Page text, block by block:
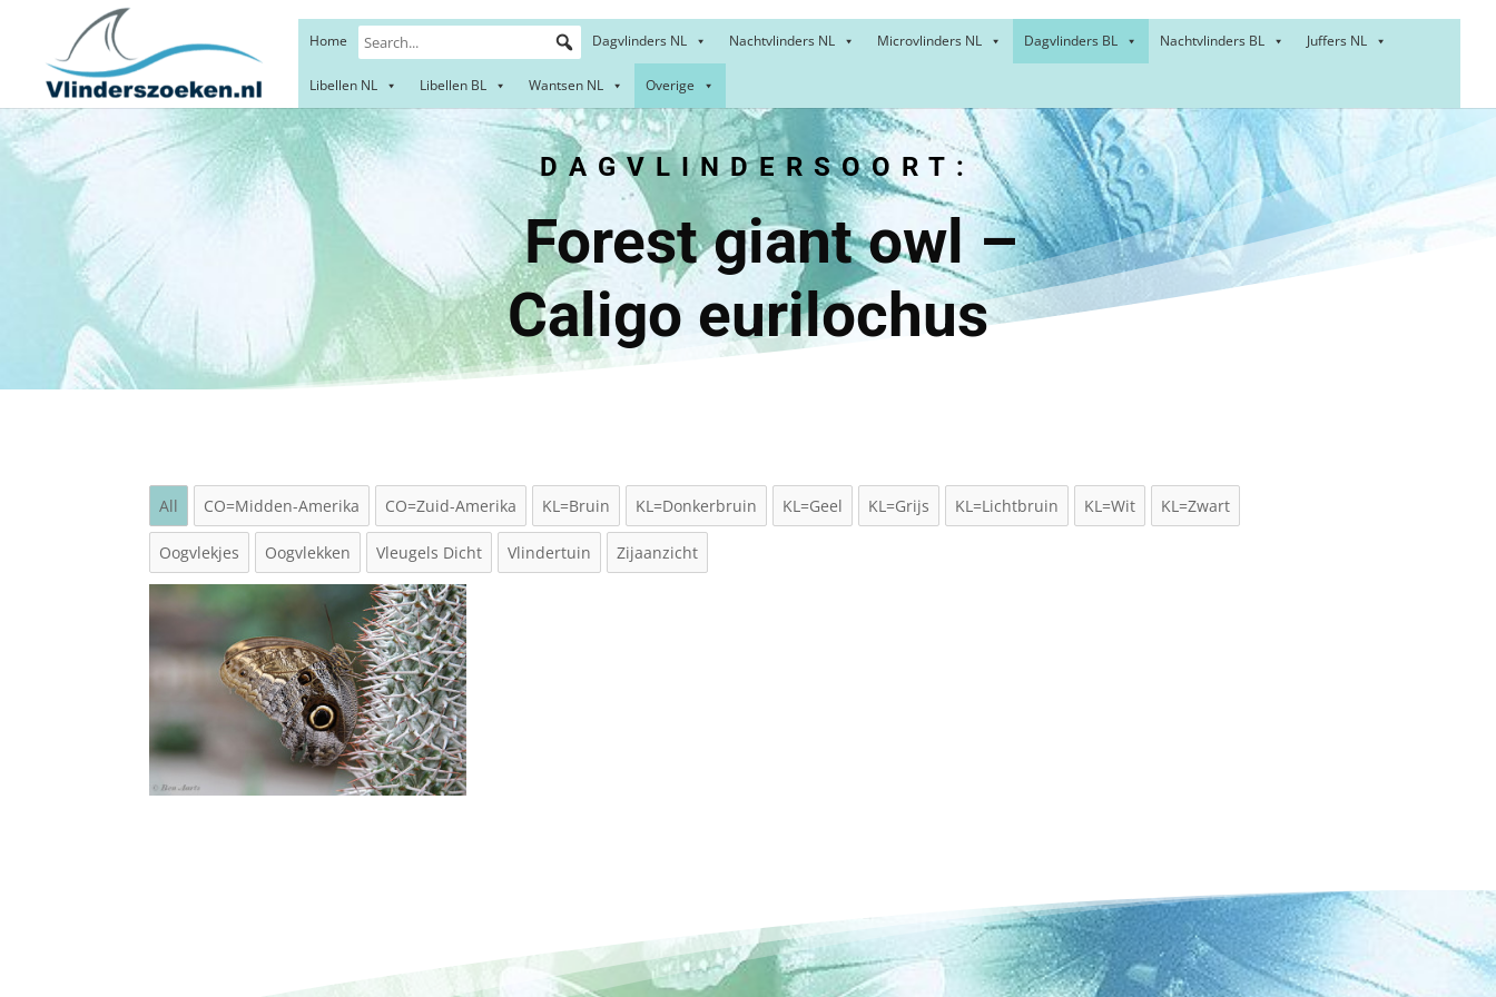
Home Dagvlinders NL Nachtvlinders NL Microvlinders NL Dagvlinders BL Nachtvlinders BL Juffers NL
Libellen NL Libellen BL Wantsen NL Overige
DAGVLINDERSOORT:
Forest giant owl –
Caligo eurilochus
All CO=Midden-Amerika CO=Zuid-Amerika KL=Bruin KL=Donkerbruin KL=Geel KL=Grijs KL=Lichtbruin KL=Wit KL=Zwart
Oogvlekjes Oogvlekken Vleugels Dicht Vlindertuin Zijaanzicht